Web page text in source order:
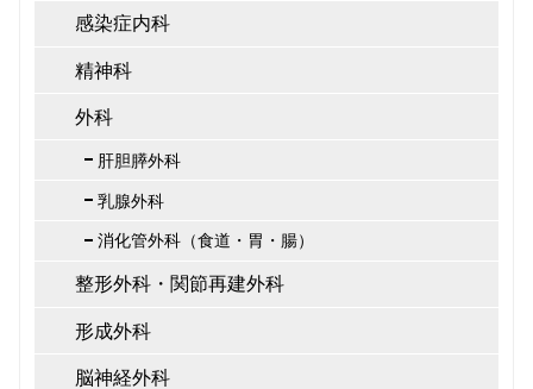
感染症内科
精神科
外科
肝胆膵外科
乳腺外科
消化管外科（食道・胃・腸）
整形外科・関節再建外科
形成外科
脳神経外科